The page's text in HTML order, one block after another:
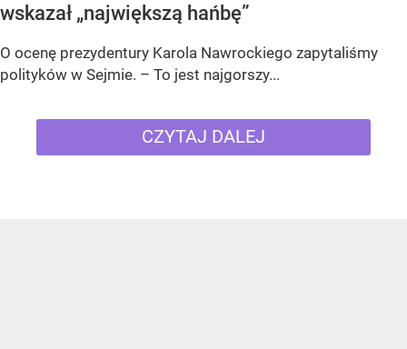
wskazał „największą hańbę”
O ocenę prezydentury Karola Nawrockiego zapytaliśmy
polityków w Sejmie. – To jest najgorszy...
CZYTAJ DALEJ